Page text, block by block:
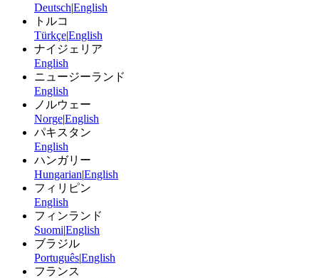
Deutsch|English
トルコ
Türkçe|English
ナイジェリア
English
ニュージーランド
English
ノルウェー
Norge|English
パキスタン
English
ハンガリー
Hungarian|English
フィリピン
English
フィンランド
Suomi|English
ブラジル
Português|English
フランス